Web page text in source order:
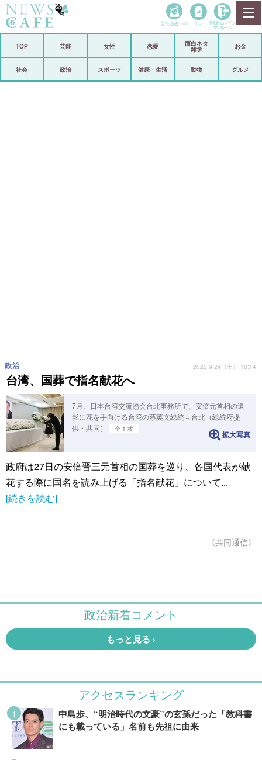
政治
当たる占い師 占い 登録• ログイン
マイルーム
TOP 芸能 女性 恋愛
面白ネタ
雑学
お金
社会 政治 スポーツ 健康・生活 動物 グルメ
台湾、国葬で指名献花へ
政治 2022.9.24（土） 18:14
7月、日本台湾交流協会台北事務所で、安倍元首相の遺
影に花を手向ける台湾の蔡英文総統＝台北（総統府提
供・共同）
全 1 枚
拡大写真
政府は27日の安倍晋三元首相の国葬を巡り、各国代表が献
花する際に国名を読み上げる「指名献花」について...
[続きを読む]
《共同通信》
アクセスランキング
中島歩、“明治時代の文豪”の玄孫だった「教科書
にも載っている」名前も先祖に由来